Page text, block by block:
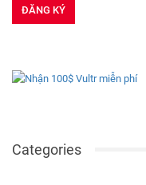
Categories